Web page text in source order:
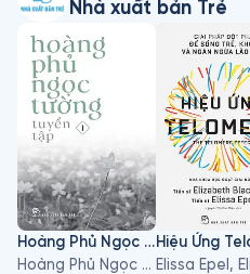
Nhà xuất bản Trẻ
Hoàng Phủ Ngọc Tường - Tập 1
Hoàng Phủ Ngọc Tường
Hiệu Ứng